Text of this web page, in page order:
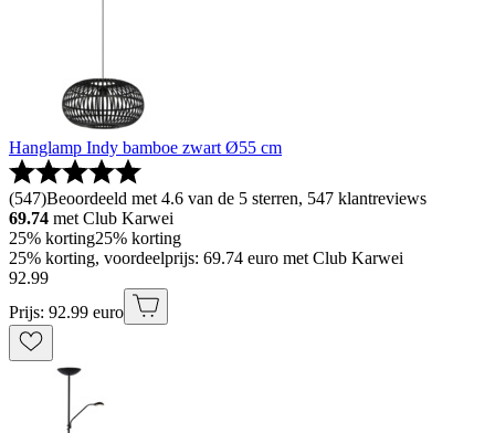
Hanglamp Indy bamboe zwart Ø55 cm
(547)Beoordeeld met 4.6 van de 5 sterren, 547 klantreviews
69.74 met Club Karwei
25% korting25% korting
25% korting, voordeelprijs: 69.74 euro met Club Karwei
92.99
Prijs: 92.99 euro